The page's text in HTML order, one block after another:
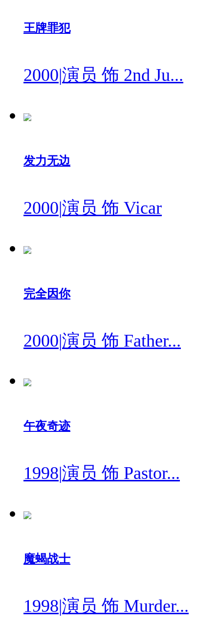
王牌罪犯
2000|演员 饰 2nd Ju...
发力无边
2000|演员 饰 Vicar
完全因你
2000|演员 饰 Father...
午夜奇迹
1998|演员 饰 Pastor...
魔蝎战士
1998|演员 饰 Murder...